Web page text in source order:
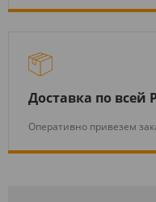
Доставка по всей
Оперативно привезем